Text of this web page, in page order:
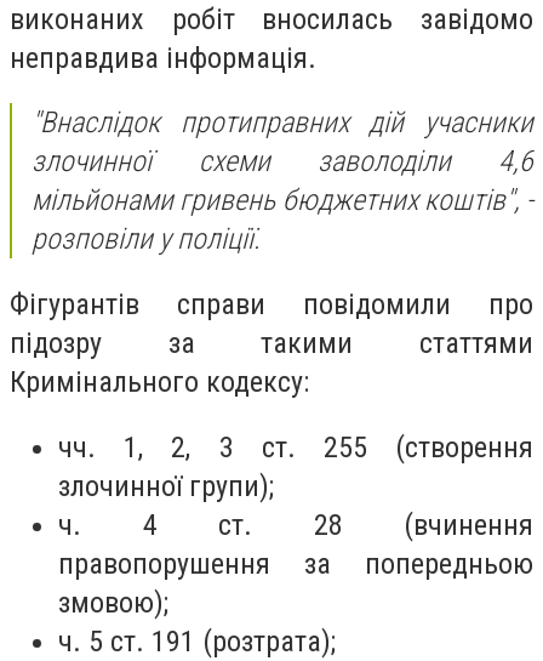
виконаних робіт вносилась завідомо
неправдива інформація.
"Внаслідок протиправних дій учасники
злочинної схеми заволоділи 4,6
мільйонами гривень бюджетних коштів", -
розповіли у поліції.
Фігурантів справи повідомили про
підозру за такими статтями
Кримінального кодексу:
чч. 1, 2, 3 ст. 255 (створення
злочинної групи);
ч. 4 ст. 28 (вчинення
правопорушення за попередньою
змовою);
ч. 5 ст. 191 (розтрата);